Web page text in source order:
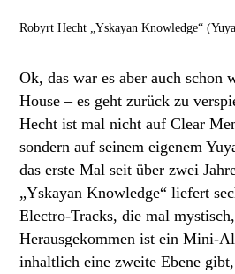
Robyrt Hecht „Yskayan Knowledge“
Ok, das war es aber auch schon
House – es geht zurück zu
Hecht ist mal nicht auf Clear
sondern auf seinem eigenem
das erste Mal seit über zwei
„Yskayan Knowledge“ liefert
Electro-Tracks, die mal
Herausgekommen ist ein Mini-
inhaltlich eine zweite Ebene